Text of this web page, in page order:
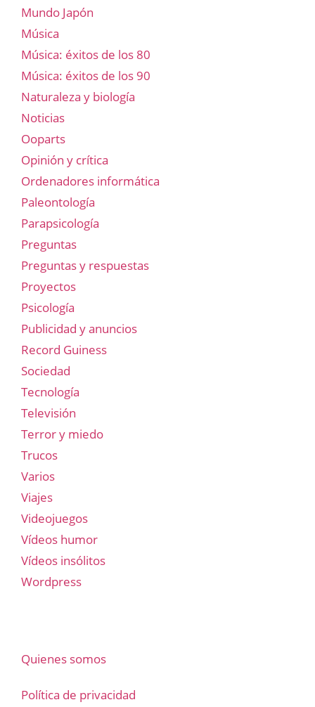
Mundo Japón
Música
Música: éxitos de los 80
Música: éxitos de los 90
Naturaleza y biología
Noticias
Ooparts
Opinión y crítica
Ordenadores informática
Paleontología
Parapsicología
Preguntas
Preguntas y respuestas
Proyectos
Psicología
Publicidad y anuncios
Record Guiness
Sociedad
Tecnología
Televisión
Terror y miedo
Trucos
Varios
Viajes
Videojuegos
Vídeos humor
Vídeos insólitos
Wordpress
Quienes somos
Política de privacidad